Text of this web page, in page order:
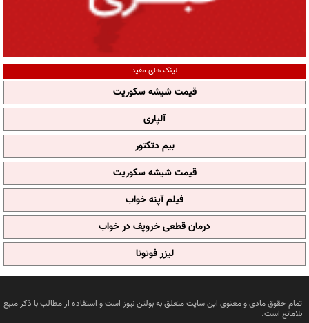
لینک های مفید
قیمت شیشه سکوریت
آلپاری
بیم دتکتور
قیمت شیشه سکوریت
فیلم آپنه خواب
درمان قطعی خروپف در خواب
لیزر فوتونا
تمام حقوق مادی و معنوی این سایت متعلق به بولتن نیوز است و استفاده از مطالب با ذکر منبع
بلامانع است.